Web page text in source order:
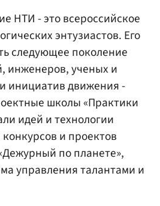
НТИ - это всероссийское
энтузиастов. Его
следующее поколение
инженеров, ученых и
инициатив движения -
школы «Практики
идей и технологии
и проектов
по планете»,
управления талантами и